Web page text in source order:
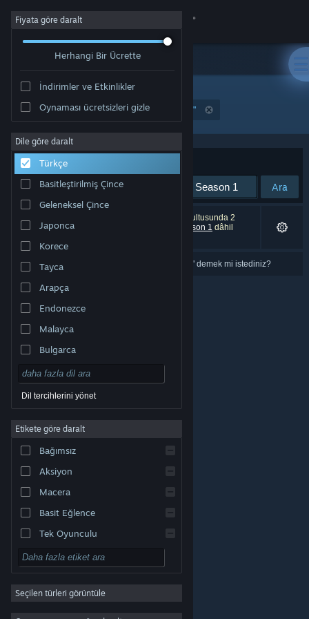
Giriş yap
Hakkında
Destek
Dili değiştir
Steam mobil uygulamasını yükle
Masaüstü internet sitesini görüntüle
© Valve Corporation. Tüm hakları saklıdır. Tüm ticari
markalar, ABD ve diğer ülkelerde ilgili sahiplerinin
mülkiyetindedir.Gizlilik Politikası|Yasal Bilgi|
Erişilebilirlik|Steam Abonelik Sözleşmesi
Çerezler
Fiyata göre daralt
Herhangi Bir Ücrette
İndirimler ve Etkinlikler
Oynaması ücretsizleri gizle
Dile göre daralt
Türkçe
Basitleştirilmiş Çince
Geleneksel Çince
Japonca
Korece
Tayca
Arapça
Endonezce
Malayca
Bulgarca
Çekçe
Danca
Almanca
İngilizce
Kastilya İspanyolcası
Latin Amerika İspanyolcası
Dil tercihlerini yönet
Etikete göre daralt
Bağımsız
Aksiyon
Macera
Basit Eğlence
Tek Oyunculu
Simülasyon
RYO
Strateji
2D
Seçilen türleri görüntüle
"A Rat's Quest - The Way Back Home | Season 1"
Sırala Uygunluk
Ara
0 sonuç aramanızla eşleşiyor. Tercihleriniz doğrultusunda 2
ürün (
A Rat's Quest - The Way Back Home | Season 1 dâhil
a rat's quest \- them way black home | season 1 " demek mi istediniz?